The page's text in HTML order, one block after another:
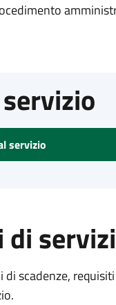
servizio
di
di scadenze,